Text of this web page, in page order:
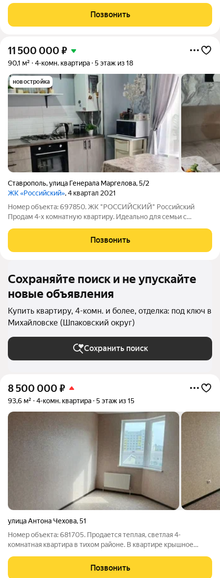
квартиры составляет 91.30 кв.м., а площадь кухни - 30.5 кв.м. В
квартире 2 с/у с ванной комнатой на
Позвонить
11 500 000 ₽
90,1 м² 4-комн. квартира 5 этаж из 18
новостройка
Ставрополь,улица Генерала Маргелова,5/2
ЖК «Российский», 4 квартал 2021
Номер объекта: 697850. ЖК "РОССИЙСКИЙ" Российский
Продам 4-х комнатную квартиру. Идеально для семьи с
Светомузыкальный фонтан, сквер Героев России, магазины,
кафе и многое другое. В квартире
Позвонить
Сохраняйте поиск и не упускайте
новые объявления
Купить квартиру, 4-комн. и более, отделка: под ключ в
Михайловске (Шпаковский округ)
Сохранить поиск
8 500 000 ₽
93,6 м² 4-комн. квартира 5 этаж из 15
улица Антона Чехова,51
Номер объекта: 681705. Продается теплая, светлая 4-
комнатная квартира в тихом районе. В квартире крышное
раздельный санузел. С одной стороны окна квартиры выходят
на 43 школу, рядом детский сад,
Позвонить